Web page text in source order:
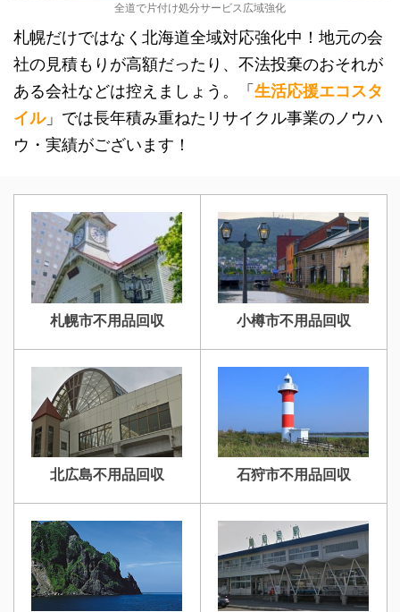
全道で片付け処分サービス広域強化
札幌だけではなく北海道全域対応強化中！地元の会
社の見積もりが高額だったり、不法投棄のおそれが
ある会社などは控えましょう。「 生活応援エコスタ
イル」では長年積み重ねたリサイクル事業のノウハ
ウ・実績がございます！
札幌市不用品回収 小樽市不用品回収
北広島不用品回収 石狩市不用品回収